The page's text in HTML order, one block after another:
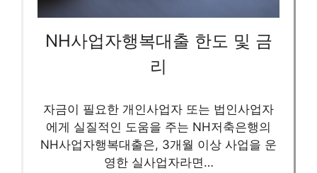
NH사업자행복대출 한도 및 금
리
자금이 필요한 개인사업자 또는 법인사업자
에게 실질적인 도움을 주는 NH저축은행의
NH사업자행복대출은, 3개월 이상 사업을 운
영한 실사업자라면…